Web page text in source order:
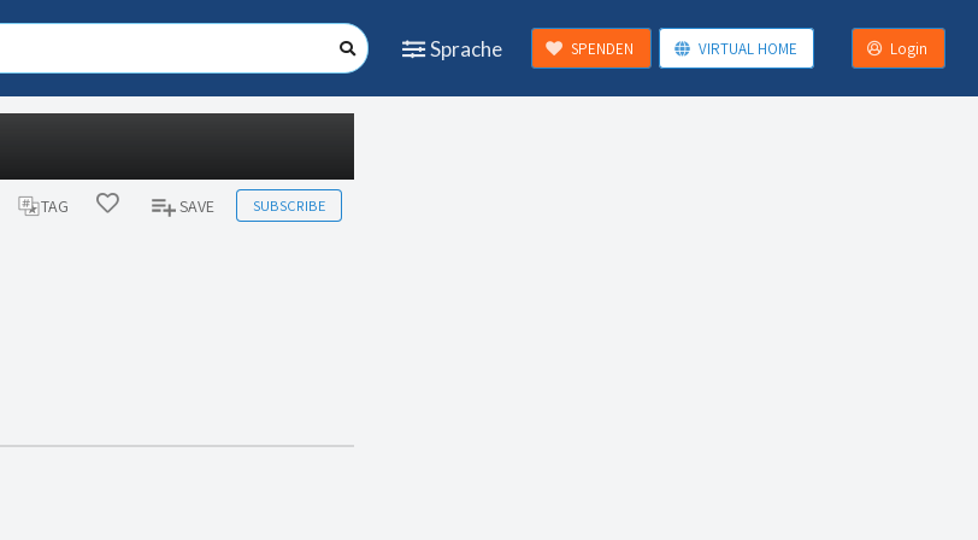
Sprache SPENDEN VIRTUAL HOME Login
TAG SAVE SUBSCRIBE